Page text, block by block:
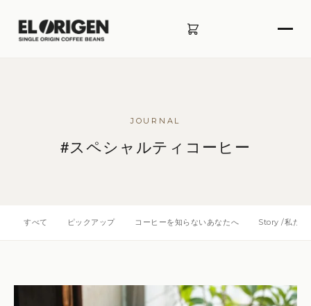
JOURNAL
#スペシャルティコーヒー
すべて ピックアップ コーヒーを知らないあなたへ Story /私たち